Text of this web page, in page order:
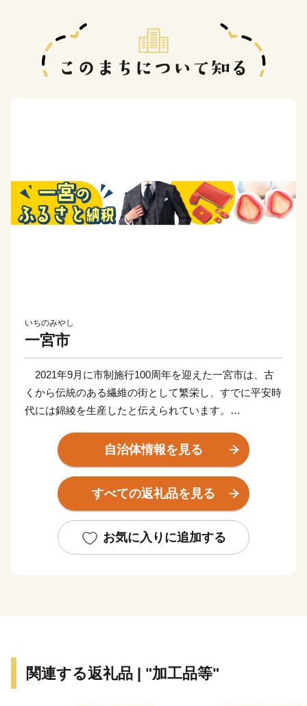
いちのみやし
一宮市
2021年9月に市制施行100周年を迎えた一宮市は、古
くから伝統のある繊維の街として繁栄し、すでに平安時
代には錦綾を生産したと伝えられています。
エリアが「尾州」と呼ばれています。「尾州」は毛織物
産地として知られ、その規模は国内生産量の約80％を誇
り、「尾州」の生地は世界の有名ブランドに採用される
など高く評価されています。
ラーなど繊維製品をはじめバラエティーに富んだ品をご
用意しています。
自治体情報を見る
すべての返礼品を見る
お気に入りに追加する
関連する返礼品 | "加工品等"